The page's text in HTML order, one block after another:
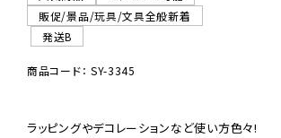
ご利用ガイド
販促/景品/玩具/文具全般新着
発送B
商品コード： SY-3345
ラッピングやデコレーションなど使い方色々!